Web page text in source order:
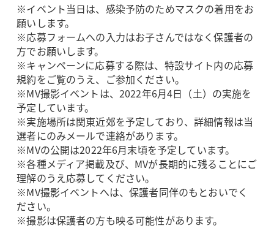
※イベント当日は、感染予防のためマスクの着用をお
願いします。
※応募フォームへの入力はお子さんではなく保護者の
方でお願いします。
※キャンペーンに応募する際は、特設サイト内の応募
規約をご覧のうえ、ご参加ください。
※MV撮影イベントは、2022年6月4日（土）の実施を
予定しています。
※実施場所は関東近郊を予定しており、詳細情報は当
選者にのみメールで連絡があります。
※MVの公開は2022年6月末頃を予定しています。
※各種メディア掲載及び、MVが長期的に残ることにご
理解のうえ応募してください。
※MV撮影イベントへは、保護者同伴のもとおいでく
ださい。
※撮影は保護者の方も映る可能性があります。